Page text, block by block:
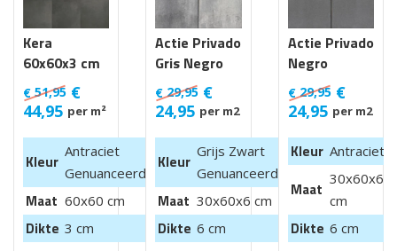
Kera
60x60x3 cm
Luik
€ 51,95 €
44,95 per m²
Kleur
Antraciet
Genuanceerd
Maat 60x60 cm
Dikte 3 cm
Actie Privado
Gris Negro
30x60x6 cm
€ 29,95 €
24,95 per m2
Kleur
Grijs Zwart
Genuanceerd
Maat 30x60x6 cm
Dikte 6 cm
Actie Privado
Negro
30x60x6 cm
€29,95 €
24,95 per m2
Kleur Antraciet
Maat
30x60x6
cm
Dikte 6 cm